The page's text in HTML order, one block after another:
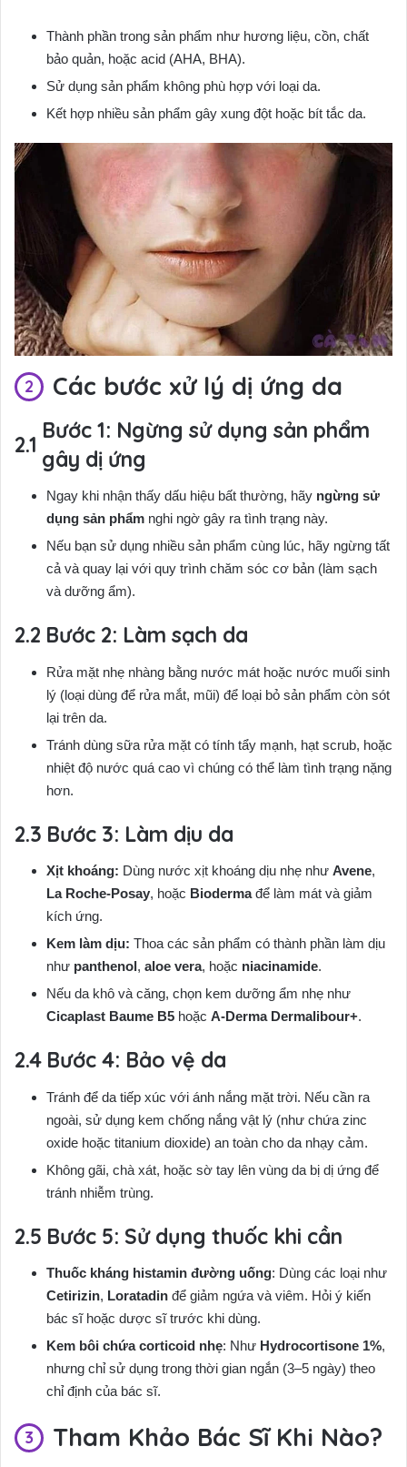
Thành phần trong sản phẩm như hương liệu, cồn, chất
bảo quản, hoặc acid (AHA, BHA).
Sử dụng sản phẩm không phù hợp với loại da.
Kết hợp nhiều sản phẩm gây xung đột hoặc bít tắc da.
Các bước xử lý dị ứng da
Bước 1: Ngừng sử dụng sản phẩm
gây dị ứng
Ngay khi nhận thấy dấu hiệu bất thường, hãy ngừng sử
dụng sản phẩm nghi ngờ gây ra tình trạng này.
Nếu bạn sử dụng nhiều sản phẩm cùng lúc, hãy ngừng tất
cả và quay lại với quy trình chăm sóc cơ bản (làm sạch
và dưỡng ẩm).
Bước 2: Làm sạch da
Rửa mặt nhẹ nhàng bằng nước mát hoặc nước muối sinh
lý (loại dùng để rửa mắt, mũi) để loại bỏ sản phẩm còn sót
lại trên da.
Tránh dùng sữa rửa mặt có tính tẩy mạnh, hạt scrub, hoặc
nhiệt độ nước quá cao vì chúng có thể làm tình trạng nặng
hơn.
Bước 3: Làm dịu da
Xịt khoáng: Dùng nước xịt khoáng dịu nhẹ như Avene,
La Roche-Posay, hoặc Biodermađể làm mát và giảm
kích ứng.
Kem làm dịu: Thoa các sản phẩm có thành phần làm dịu
như panthenol, aloe vera, hoặc niacinamide.
Nếu da khô và căng, chọn kem dưỡng ẩm nhẹ như
Cicaplast Baume B5 hoặc A-Derma Dermalibour+.
Bước 4: Bảo vệ da
Tránh để da tiếp xúc với ánh nắng mặt trời. Nếu cần ra
ngoài, sử dụng kem chống nắng vật lý (như chứa zinc
oxide hoặc titanium dioxide) an toàn cho da nhạy cảm.
Không gãi, chà xát, hoặc sờ tay lên vùng da bị dị ứng để
tránh nhiễm trùng.
Bước 5: Sử dụng thuốc khi cần
Thuốc kháng histamin đường uống: Dùng các loại như
Cetirizin, Loratadin để giảm ngứa và viêm. Hỏi ý kiến
bác sĩ hoặc dược sĩ trước khi dùng.
Kem bôi chứa corticoid nhẹ: Như Hydrocortisone 1%,
nhưng chỉ sử dụng trong thời gian ngắn (3–5 ngày) theo
chỉ định của bác sĩ.
Tham Khảo Bác Sĩ Khi Nào?